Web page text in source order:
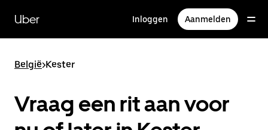
naar
hoofdinhoud
Uber Inloggen Aanmelden
België>Kester
Vraag een rit aan voor